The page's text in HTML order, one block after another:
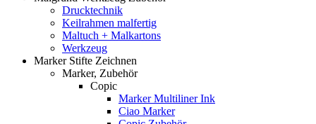
Drucktechnik
Keilrahmen malfertig
Maltuch + Malkartons
Werkzeug
Marker Stifte Zeichnen
Marker, Zubehör
Copic
Marker Multiliner Ink
Ciao Marker